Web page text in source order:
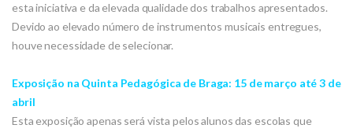
esta iniciativa e da elevada qualidade dos trabalhos apresentados.
Devido ao elevado número de instrumentos musicais entregues,
houve necessidade de selecionar.
Exposição na Quinta Pedagógica de Braga: 15 de março até 3 de
abril
Esta exposição apenas será vista pelos alunos das escolas que